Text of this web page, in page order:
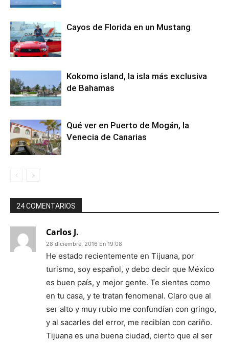
Cayos de Florida en un Mustang
Kokomo island, la isla más exclusiva
de Bahamas
Qué ver en Puerto de Mogán, la
Venecia de Canarias
24 COMENTARIOS
Carlos J.
28 diciembre, 2016 En 19:08
He estado recientemente en Tijuana, por
turismo, soy español, y debo decir que México
es buen país, y mejor gente. Te sientes como
en tu casa, y te tratan fenomenal. Claro que al
ser alto y muy rubio me confundían con gringo,
y al sacarles del error, me recibían con cariño.
Tijuana es una buena ciudad, cierto que al ser